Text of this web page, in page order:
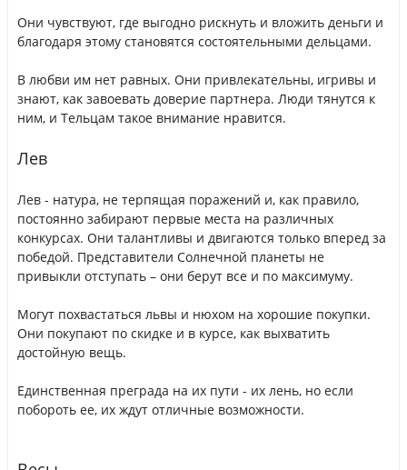
Они чувствуют, где выгодно рискнуть и вложить деньги и
благодаря этому становятся состоятельными дельцами.
В любви им нет равных. Они привлекательны, игривы и
знают, как завоевать доверие партнера. Люди тянутся к
ним, и Тельцам такое внимание нравится.
Лев
Лев - натура, не терпящая поражений и, как правило,
постоянно забирают первые места на различных
конкурсах. Они талантливы и двигаются только вперед за
победой. Представители Солнечной планеты не
привыкли отступать – они берут все и по максимуму.
Могут похвастаться львы и нюхом на хорошие покупки.
Они покупают по скидке и в курсе, как выхватить
достойную вещь.
Единственная преграда на их пути - их лень, но если
побороть ее, их ждут отличные возможности.